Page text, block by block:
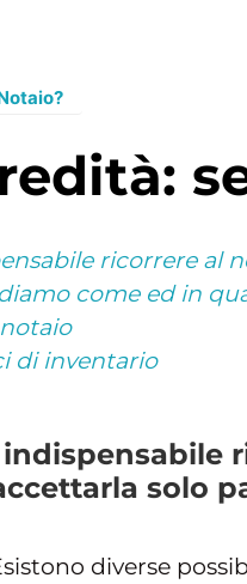
ricorrere al
come ed in
di inventario
solo
diverse